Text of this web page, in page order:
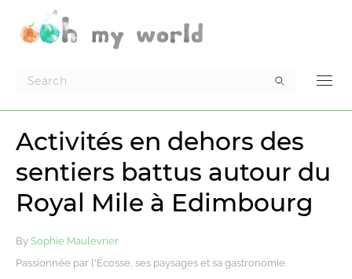
Activités en dehors des
sentiers battus autour du
Royal Mile à Edimbourg
By Sophie Maulevrier
Passionnée par l'Écosse, ses paysages et sa gastronomie.